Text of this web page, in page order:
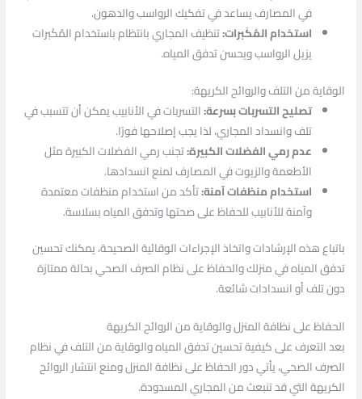
في المصارف يساعد في تفكيك الرواسب والدهون.
استخدام المُكَبرات:تنظيف المجاري بانتظام باستخدام المُكَبرات
يزيل الرواسب ويحسن تدفق المياه.
الوقاية من التلف والروائح الكريهة:
تصليح التسربات بسرعة:التسربات في الأنابيب يمكن أن تتسبب في
تلف وانسداد المجاري، لذا يجب إصلاحها فورًا.
عدم رمي الفضلات الكبيرة:تجنب رمي الفضلات الكبيرة مثل
الأطعمة والزيوت في المصارف لمنع انسدادها.
استخدام منظفات آمنة:تأكد من استخدام منظفات معتمدة
وآمنة للأنابيب للحفاظ على صحتها وتدفق المياه بسلاسة.
باتباع هذه الإرشادات واتخاذ الإجراءات الوقائية الصحيحة، يمكنك تحسين
تدفق المياه في منزلك والحفاظ على نظام الصرف الصحي بحالة ممتازة
دون تلف أو انسدادات شائعة.
الحفاظ على نظافة المنزل والوقاية من الروائح الكريهة
بعد التعرف على كيفية تحسين تدفق المياه والوقاية من التلف في نظام
الصرف الصحي، يأتي دور الحفاظ على نظافة المنزل ومنع انتشار الروائح
الكريهة التي قد تنبعث من المجاري المسدودة.